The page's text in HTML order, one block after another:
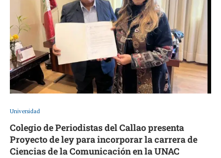
Universidad
Colegio de Periodistas del Callao presenta
Proyecto de ley para incorporar la carrera de
Ciencias de la Comunicación en la UNAC